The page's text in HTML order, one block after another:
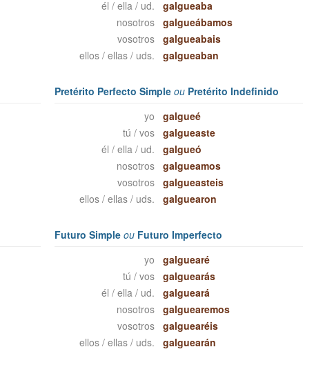
él / ella / ud.
galgueaba
nosotros
galgueábamos
vosotros
galgueabais
ellos / ellas / uds.
galgueaban
Pretérito Perfecto Simpleou Pretérito Indefinido
yo
galgueé
tú / vos
galgueaste
él / ella / ud.
galgueó
nosotros
galgueamos
vosotros
galgueasteis
ellos / ellas / uds.
galguearon
Futuro Simpleou Futuro Imperfecto
yo
galguearé
tú / vos
galguearás
él / ella / ud.
galgueará
nosotros
galguearemos
vosotros
galguearéis
ellos / ellas / uds.
galguearán